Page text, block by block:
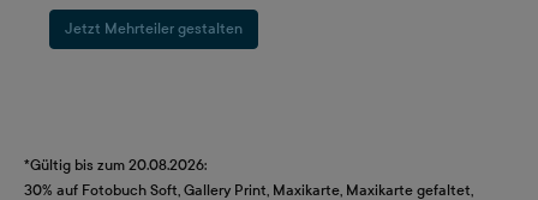
Jetzt Mehrteiler gestalten
*Gültig bis zum 20.08.2026:
30% auf Fotobuch Soft, Gallery Print, Maxikarte, Maxikarte gefaltet,